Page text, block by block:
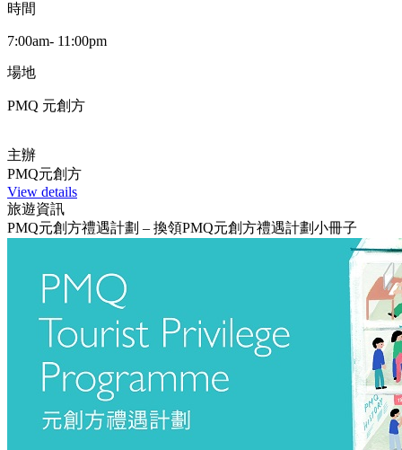
時間
7:00am- 11:00pm
場地
PMQ 元創方
主辦
PMQ元創方
View details
旅遊資訊
PMQ元創方禮遇計劃 – 換領PMQ元創方禮遇計劃小冊子